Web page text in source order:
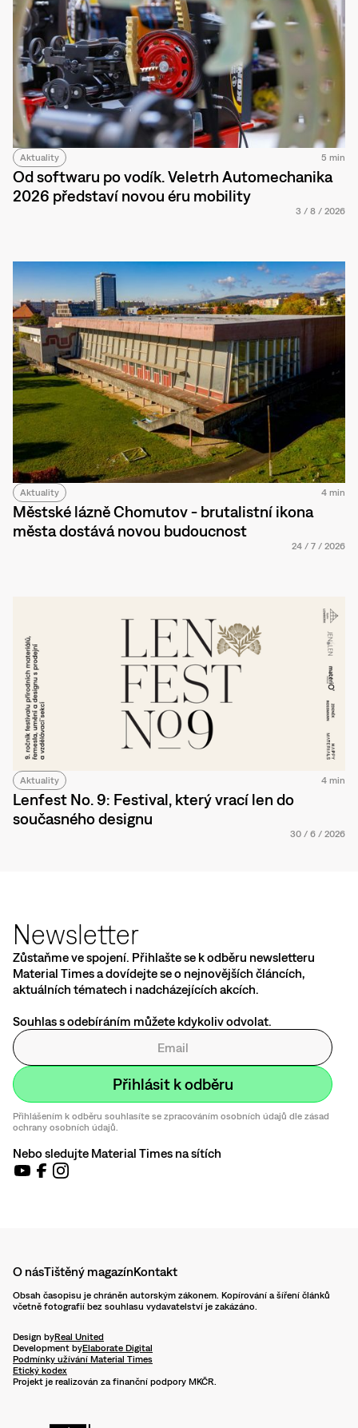
Aktuality 5 min
Od softwaru po vodík. Veletrh Automechanika
2026 představí novou éru mobility
3 / 8 / 2026
Aktuality 4 min
Městské lázně Chomutov - brutalistní ikona
města dostává novou budoucnost
24 / 7 / 2026
Aktuality 4 min
Lenfest No. 9: Festival, který vrací len do
současného designu
30 / 6 / 2026
Newsletter
Zůstaňme ve spojení. Přihlašte se k odběru newsletteru
Material Times a dovídejte se o nejnovějších článcích,
aktuálních tématech i nadcházejících akcích.
Souhlas s odebíráním můžete kdykoliv odvolat.
Přihlášením k odběru souhlasíte se zpracováním osobních údajů dle zásad
ochrany osobních údajů.
Nebo sledujte Material Times na sítích
O násTištěný magazínKontakt
Obsah časopisu je chráněn autorským zákonem. Kopírování a šíření článků
včetně fotografií bez souhlasu vydavatelství je zakázáno.
Design byReal United
Development byElaborate Digital
Podmínky užívání Material Times
Etický kodex
Projekt je realizován za finanční podpory MKČR.